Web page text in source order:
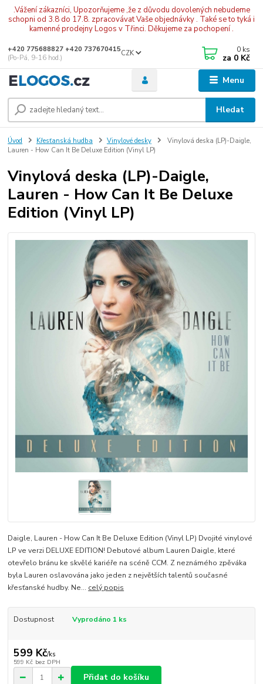
.Vážení zákazníci, Upozorňujeme ,že z důvodu dovolených nebudeme
schopni od 3.8 do 17.8. zpracovávat Vaše objednávky . Také se to tyká i
kamenné prodejny Logos v Třinci. Děkujeme za pochopení .
Menu
CZK
Hledat
+420 775688827 +420 737670415
(Po-Pá, 9-16 hod.)
0 ks
za 0 Kč
Úvod Křesťanská hudba Vinylové desky
Vinylová deska (LP)-Daigle,
Lauren - How Can It Be Deluxe Edition (Vinyl LP)
Vinylová deska (LP)-Daigle,
Lauren - How Can It Be Deluxe
Edition (Vinyl LP)
Daigle, Lauren - How Can It Be Deluxe Edition (Vinyl LP) Dvojité vinylové
LP ve verzi DELUXE EDITION! Debutové album Lauren Daigle, které
otevřelo bránu ke skvělé kariéře na scéně CCM. Z neznámého zpěváka
byla Lauren oslavována jako jeden z největších talentů současné
křesťanské hudby. Ne... celý popis
Dostupnost Vyprodáno 1 ks
599 Kč/ks
599 Kč bez DPH
Přidat do košíku